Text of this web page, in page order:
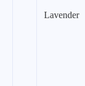
Lavender